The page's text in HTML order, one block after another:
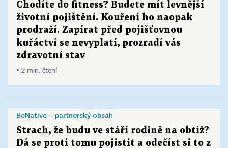
Chodíte do fitness? Budete mít levnější
životní pojištění. Kouření ho naopak
prodraží. Zapírat před pojišťovnou
kuřáctví se nevyplatí, prozradí vás
zdravotní stav
▪ 2 min. čtení
BeNative – partnerský obsah
Strach, že budu ve stáří rodině na obtíž?
Dá se proti tomu pojistit a odečíst si to z